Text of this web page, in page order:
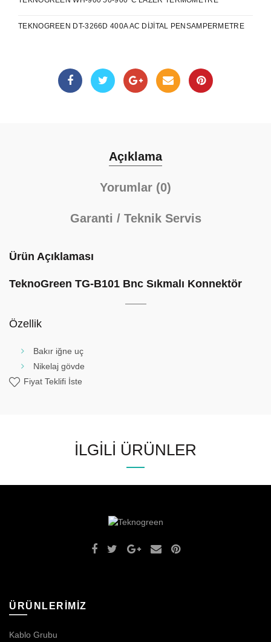
TEKNOGREEN DT-3266D 400A AC DIJITAL PENSAMPERMETRE
Açıklama
Yorumlar (0)
Garanti / Teknik Servis
Ürün Açıklaması
TeknoGreen TG-B101 Bnc Sıkmalı Konnektör
Özellik
Bakır iğne uç
Nikelaj gövde
Fiyat Teklifi İste
İLGILI ÜRÜNLER
ÜRÜNLERİMİZ
Kablo Grubu